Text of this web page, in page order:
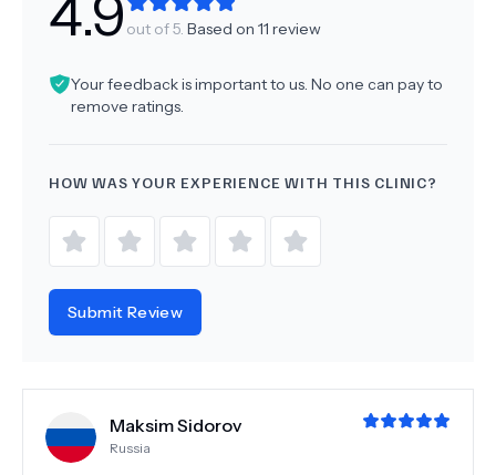
4.9 out of 5. Based on 11 review
Your feedback is important to us. No one can pay to
remove ratings.
HOW WAS YOUR EXPERIENCE WITH THIS CLINIC?
Submit Review
Maksim Sidorov
Russia